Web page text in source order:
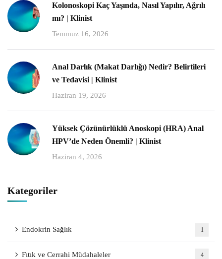
Kolonoskopi Kaç Yaşında, Nasıl Yapılır, Ağrılı
mı? | Klinist
Temmuz 16, 2026
Anal Darlık (Makat Darlığı) Nedir? Belirtileri
ve Tedavisi | Klinist
Haziran 19, 2026
Yüksek Çözünürlüklü Anoskopi (HRA) Anal
HPV’de Neden Önemli? | Klinist
Haziran 4, 2026
Kategoriler
Endokrin Sağlık 1
Fıtık ve Cerrahi Müdahaleler 4